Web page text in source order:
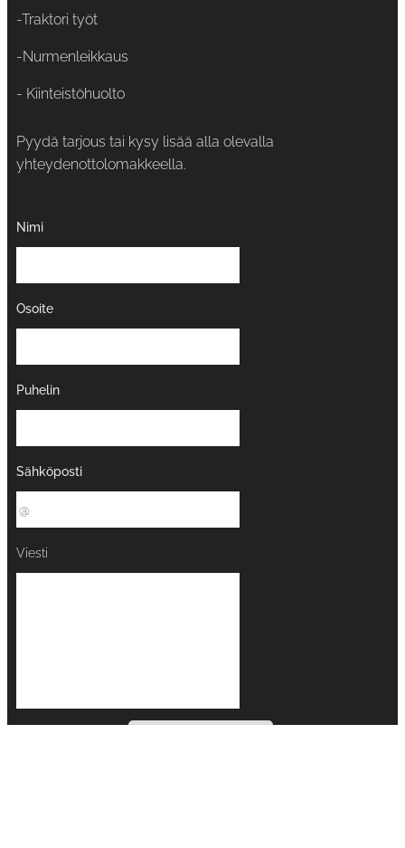
-Traktori työt
-Nurmenleikkaus
- Kiinteistöhuolto
Pyydä tarjous tai kysy lisää alla olevalla
yhteydenottolomakkeella.
Nimi
Osoite
Puhelin
Sähköposti
Viesti